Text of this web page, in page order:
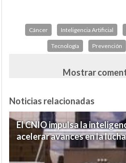
Cáncer Inteligencia Artificial
Tecnología Prevención
Mostrar
Noticias relacionadas
El CNIO impulsa la
acelerar avances en la